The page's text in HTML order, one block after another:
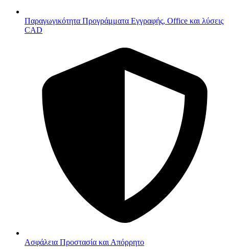
Παραγωγικότητα Προγράμματα Εγγραφής, Office και λύσεις
CAD
Ασφάλεια Προστασία και Απόρρητο